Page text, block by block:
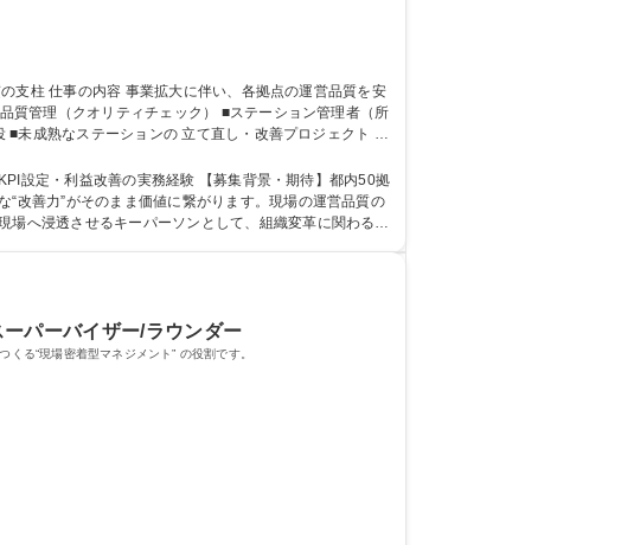
未成熟なステーションの 立て直し・改善プロジェクト の
経験 【募集背景・期待】都内50拠
改善力”がそのまま価値に繋がります。現場の運営品質の
へ浸透させるキーパーソンとして、組織変革に関わるや
パーバイザー/ラウンダー
る“現場密着型マネジメント” の役割です。